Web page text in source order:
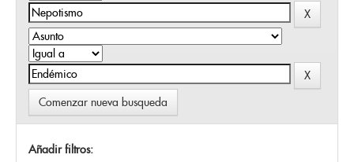
Comenzar nueva busqueda
Añadir filtros: